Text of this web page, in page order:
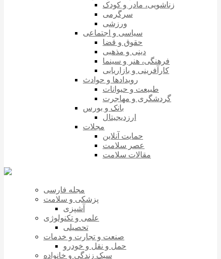
زناشویی، مادر و کودک
سرگرمی
ورزشی
سیاسی و اجتماعی
حقوق و قضا
دینی و مذهبی
فرهنگی، هنر و سینما
کارآفرینی و بازاریابی
رویدادها و حوادث
طبیعت و حیوانات
گردشگری و مهاجرت
بانک و بورس
ارزدیجیتال
مجلات
حمایت آنلاین
عصر سلامت
مقالات سلامت
مجله فارسی
پزشکی و سلامت
آشپزی
علمی و تکنولوژی
تحصیلی
صنعت و تجارت و خدمات
حمل و نقل و خودرو
سبک زندگی و خانواده